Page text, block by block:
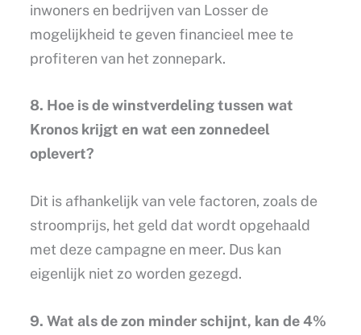
inwoners en bedrijven van Losser de
mogelijkheid te geven financieel mee te
profiteren van het zonnepark.
8. Hoe is de winstverdeling tussen wat
Kronos krijgt en wat een zonnedeel
oplevert?
Dit is afhankelijk van vele factoren, zoals de
stroomprijs, het geld dat wordt opgehaald
met deze campagne en meer. Dus kan
eigenlijk niet zo worden gezegd.
9. Wat als de zon minder schijnt, kan de 4%